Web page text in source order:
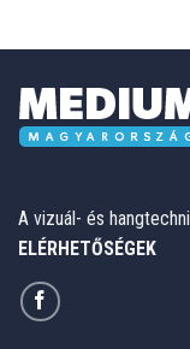
A vizuál- és
ELÉRHETŐSÉGEK